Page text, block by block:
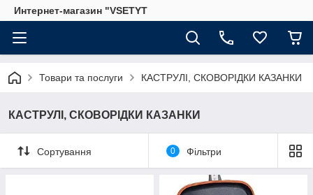
Интернет-магазин "VSETYT
Товари та послуги КАСТРУЛІ, СКОВОРІДКИ КАЗАНКИ
КАСТРУЛІ, СКОВОРІДКИ КАЗАНКИ
Сортування 0 Фільтри